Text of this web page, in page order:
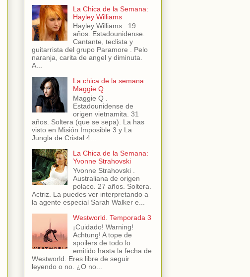
La Chica de la Semana:
Hayley Williams
Hayley Williams . 19
años. Estadounidense.
Cantante, teclista y
guitarrista del grupo Paramore . Pelo
naranja, carita de angel y diminuta.
A...
La chica de la semana:
Maggie Q
Maggie Q .
Estadounidense de
origen vietnamita. 31
años. Soltera (que se sepa). La has
visto en Misión Imposible 3 y La
Jungla de Cristal 4...
La Chica de la Semana:
Yvonne Strahovski
Yvonne Strahovski .
Australiana de origen
polaco. 27 años. Soltera.
Actriz. La puedes ver interpretando a
la agente especial Sarah Walker e...
Westworld. Temporada 3
¡Cuidado! Warning!
Achtung! A tope de
spoilers de todo lo
emitido hasta la fecha de
Westworld. Eres libre de seguir
leyendo o no. ¿O no...